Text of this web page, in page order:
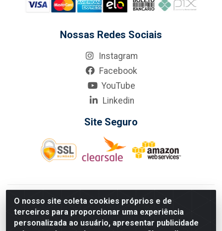
O nosso site coleta cookies próprios e de
terceiros para proporcionar uma experiência
personalizada ao usuário, apresentar publicidade
Nossas Redes Sociais
Instagram
Facebook
YouTube
Linkedin
Site Seguro
KarneKeijo Logistica Integrada LTDA - Rod. Br-101 Sul, nº3700
- Barro, Recife/PE, 50900-400 CNPJ: 24.150.377/0001-95
Estados atendidos pela KarneKeijo: PE, PB e RN.